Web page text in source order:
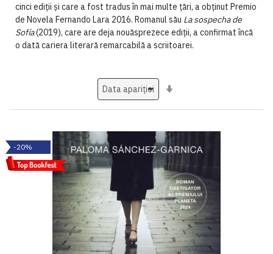
cinci ediții și care a fost tradus în mai multe țări, a obținut Premio
de Novela Fernando Lara 2016. Romanul său La sospecha de
Sofía(2019), care are deja nouăsprezece ediții, a confirmat încă
o dată cariera literară remarcabilă a scriitoarei.
-20%